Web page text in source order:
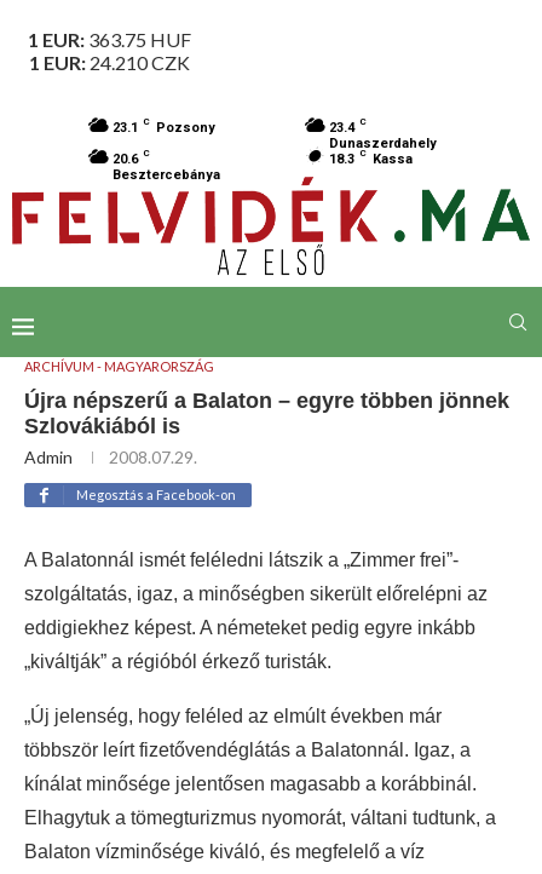
1 EUR: 363.75 HUF
1 EUR: 24.210CZK
23.1 C Pozsony 23.4 C
Dunaszerdahely
20.6 C
Besztercebánya
18.3 C Kassa
ARCHÍVUM - MAGYARORSZÁG
Újra népszerű a Balaton – egyre többen jönnek
Szlovákiából is
Admin 2008.07.29.
Megosztás a Facebook-on
A Balatonnál ismét feléledni látszik a „Zimmer frei”-
szolgáltatás, igaz, a minőségben sikerült előrelépni az
eddigiekhez képest. A németeket pedig egyre inkább
„kiváltják” a régióból érkező turisták.
„Új jelenség, hogy feléled az elmúlt években már
többször leírt fizetővendéglátás a Balatonnál. Igaz, a
kínálat minősége jelentősen magasabb a korábbinál.
Elhagytuk a tömegturizmus nyomorát, váltani tudtunk, a
Balaton vízminősége kiváló, és megfelelő a víz